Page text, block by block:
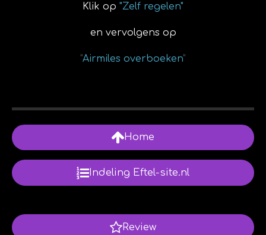
Klik op "Zelf regelen"
en vervolgens op
"Airmiles overboeken"
Home
Indeling Eftel-site.nl
Review